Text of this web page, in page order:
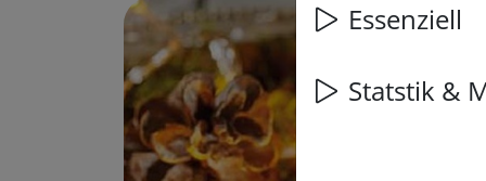
Essenziell
Statstik &